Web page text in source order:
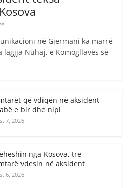
në Gjermani ka marrë
Nuhaj, e Komogllavës së
që vdiqën në aksident
e bir dhe nipi
7, 2026
nga Kosova, tre
vdesin në aksident
6, 2026